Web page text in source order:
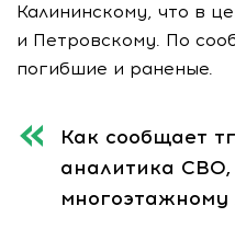
Калининскому, что в
и Петровскому. По
погибшие и раненые.
Как сообщает
аналитика